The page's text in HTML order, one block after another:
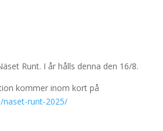
Runt. I år hålls denna den 16/8.
kommer inom kort på
naset-runt-2025/